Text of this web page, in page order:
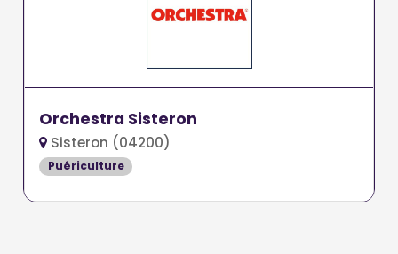
Orchestra Sisteron
Sisteron (04200)
Puériculture